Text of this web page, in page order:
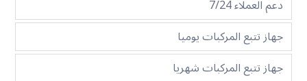
دعم العملاء 7/24
جهاز تتبع المركبات يوميا
جهاز تتبع المركبات شهريا